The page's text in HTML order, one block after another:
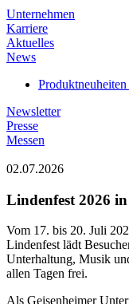
Unternehmen
Karriere
Aktuelles
News
Newsletter
Presse
Messen
02.07.2026
Lindenfest 2026 in
Vom 17. bis 20. Juli
Lindenfest lädt
Unterhaltung, Musik
allen Tagen frei.
Als Geisenheimer